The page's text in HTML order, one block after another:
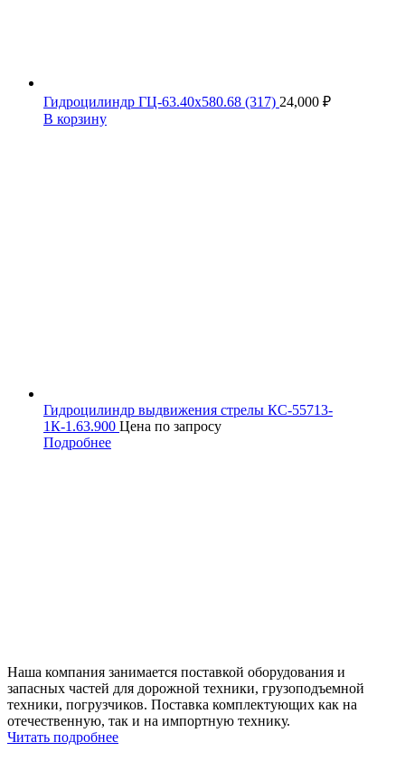
Гидроцилиндр ГЦ-63.40х580.68 (317) 24,000 ₽
В корзину
Гидроцилиндр выдвижения стрелы КС-55713-
1К-1.63.900 Цена по запросу
Подробнее
Наша компания занимается поставкой оборудования и
запасных частей для дорожной техники, грузоподъемной
техники, погрузчиков. Поставка комплектующих как на
отечественную, так и на импортную технику.
Читать подробнее